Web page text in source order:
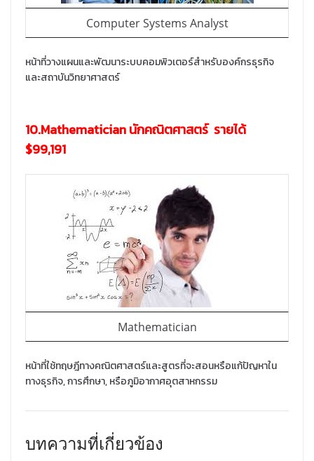
Computer Systems Analyst
หน้าที่วางแผนและพัฒนาระบบคอมพิวเตอร์สำหรับองค์กรธุรกิจ
และสถาบันวิทยาศาสตร์
10.Mathematician นักคณิตศาสตร์ รายได้
$99,191
Mathematician
หน้าที่ใช้ทฤษฎีทางคณิตศาสตร์และสูตรที่จะสอนหรือแก้ปัญหาใน
ทางธุรกิจ, การศึกษา, หรือภูมิอากาศอุตสาหกรรม
บทความที่เกี่ยวข้อง